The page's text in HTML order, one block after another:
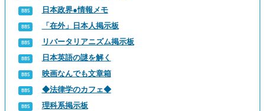
日本政界●情報メモ
「在外」日本人掲示板
リバータリアニズム掲示板
日本英語の謎を解く
映画なんでも文章箱
◆法律学のカフェ◆
理科系掲示板